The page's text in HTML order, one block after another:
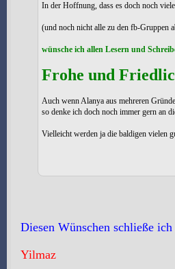
In der Hoffnung, dass es doch noch
(und noch nicht alle zu den fb-Gruppen
wünsche ich allen Lesern und
Frohe und
Auch wenn Alanya aus mehreren
so denke ich doch noch immer gern an
Vielleicht werden ja die baldigen vielen
Diesen Wünschen schließe
Yilmaz